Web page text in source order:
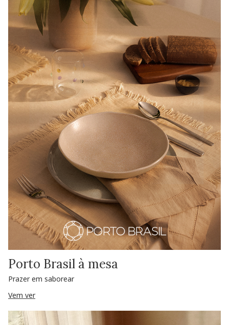
Porto Brasil à mesa
Prazer em saborear
Vem ver